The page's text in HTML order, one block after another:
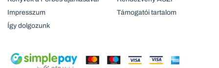
Impresszum
Így dolgozunk
Támogatói tartalom